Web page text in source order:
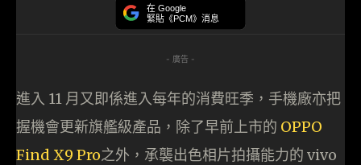
在 Google
緊貼《PCM》消息
- 廣告 -
進入 11 月又即係進入每年的消費旺季，手機廠亦把
握機會更新旗艦級產品，除了早前上市的 OPPO
Find X9 Pro之外，承襲出色相片拍攝能力的 vivo